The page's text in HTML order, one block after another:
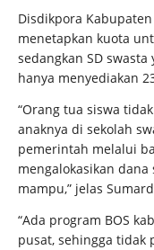
Disdikpora
menetapkan kuota
sedangkan SD
hanya menyediakan
“Orang tua siswa
anaknya di sekolah
pemerintah melalui
mengalokasikan
mampu,” jelas
“Ada program BOS
pusat, sehingga tidak